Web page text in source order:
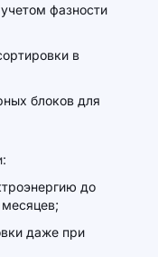
фазности
в
блоков для
до
даже при